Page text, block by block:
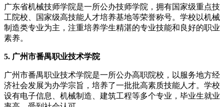
广东省机械技师学院是一所公办技师学院，拥有国家级重点技
工院校、国家级高技能人才培养基地等荣誉称号。学校以机械
制造类专业为主，注重培养学生精湛的专业技能和良好的职业
素养。
5. 广州市番禺职业技术学院
广州市番禺职业技术学院是一所公办高职院校，以服务地方经
济社会发展为办学宗旨，培养了一批批高素质技能人才。学校
设有电子信息、机械制造、建筑工程等多个专业，毕业生就业